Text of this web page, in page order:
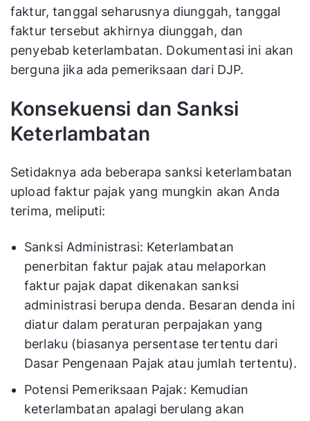
faktur, tanggal seharusnya diunggah, tanggal
faktur tersebut akhirnya diunggah, dan
penyebab keterlambatan. Dokumentasi ini akan
berguna jika ada pemeriksaan dari DJP.
Konsekuensi dan Sanksi
Keterlambatan
Setidaknya ada beberapa sanksi keterlambatan
upload faktur pajak yang mungkin akan Anda
terima, meliputi:
Sanksi Administrasi: Keterlambatan
penerbitan faktur pajak atau melaporkan
faktur pajak dapat dikenakan sanksi
administrasi berupa denda. Besaran denda ini
diatur dalam peraturan perpajakan yang
berlaku (biasanya persentase tertentu dari
Dasar Pengenaan Pajak atau jumlah tertentu).
Potensi Pemeriksaan Pajak: Kemudian
keterlambatan apalagi berulang akan